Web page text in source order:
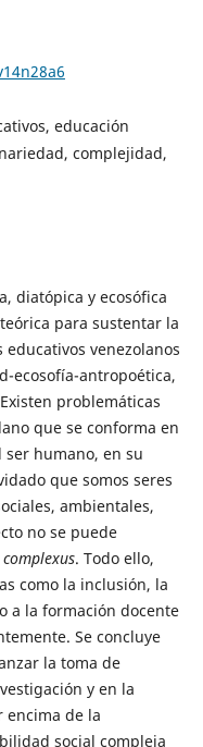
educación
complejidad,
diatópica y ecosófica
para sustentar la
venezolanos
ecosofía-antropoética,
problemáticas
que se conforma en
humano, en su
que somos seres
ambientales,
no se puede
complexus. Todo ello,
como la inclusión, la
a la formación docente
Se concluye
la toma de
y en la
encima de la
social compleja